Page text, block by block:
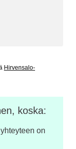
Kakskerta
Hirvensalo-
koska:
on